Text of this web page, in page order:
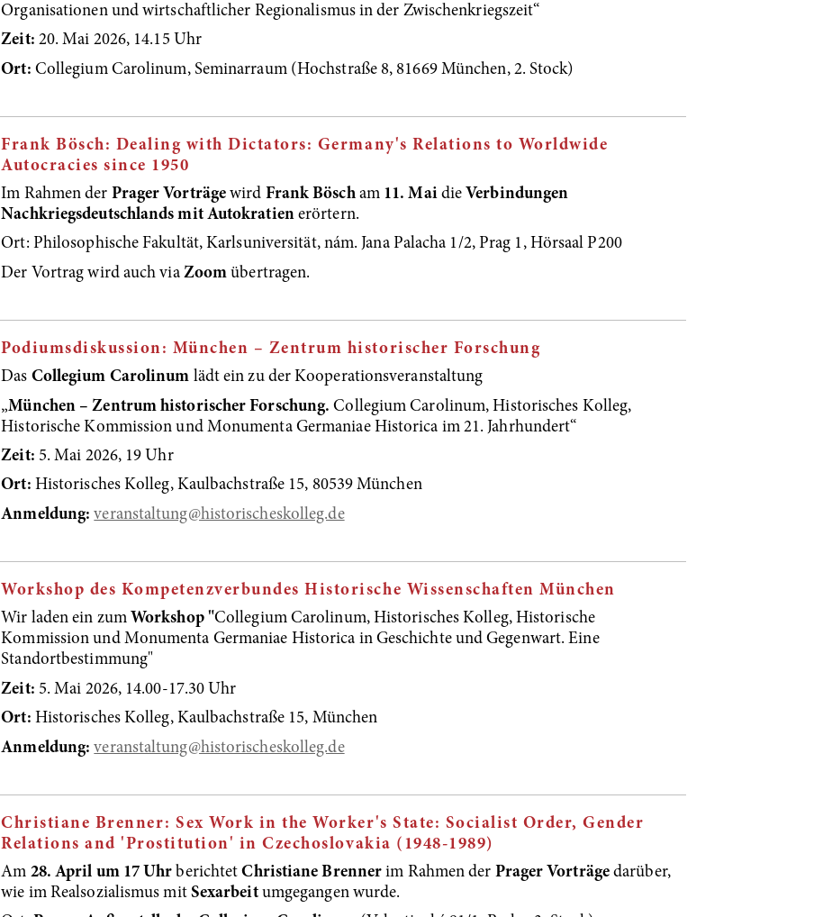
Organisationen und wirtschaftlicher Regionalismus in der Zwischenkriegszeit“
Zeit: 20. Mai 2026, 14.15 Uhr
Ort: Collegium Carolinum, Seminarraum (Hochstraße 8, 81669 München, 2. Stock)
Frank Bösch: Dealing with Dictators: Germany's Relations to Worldwide
Autocracies since 1950
Im Rahmen der Prager Vorträge wird Frank Böscham 11. Maidie Verbindungen
Nachkriegsdeutschlands mit Autokratienerörtern.
Ort: Philosophische Fakultät, Karlsuniversität, nám. Jana Palacha 1/2, Prag 1, Hörsaal P200
Der Vortrag wird auch via Zoomübertragen.
Podiumsdiskussion: München – Zentrum historischer Forschung
Das Collegium Carolinum lädt ein zu der Kooperationsveranstaltung
„München – Zentrum historischer Forschung. Collegium Carolinum, Historisches Kolleg,
Historische Kommission und Monumenta Germaniae Historica im 21. Jahrhundert“
Zeit: 5. Mai 2026, 19 Uhr
Ort: Historisches Kolleg, Kaulbachstraße 15, 80539 München
Anmeldung:veranstaltung@historischeskolleg.de
Workshop des Kompetenzverbundes Historische Wissenschaften München
Wir laden ein zum Workshop "Collegium Carolinum, Historisches Kolleg, Historische
Kommission und Monumenta Germaniae Historica in Geschichte und Gegenwart. Eine
Standortbestimmung"
Zeit: 5. Mai 2026, 14.00-17.30 Uhr
Ort: Historisches Kolleg, Kaulbachstraße 15, München
Anmeldung:veranstaltung@historischeskolleg.de
Christiane Brenner: Sex Work in the Worker's State: Socialist Order, Gender
Relations and 'Prostitution' in Czechoslovakia (1948-1989)
Am 28. April um 17 Uhr berichtetChristiane Brenner im Rahmen der Prager Vorträgedarüber,
wie im Realsozialismus mit Sexarbeitumgegangen wurde.